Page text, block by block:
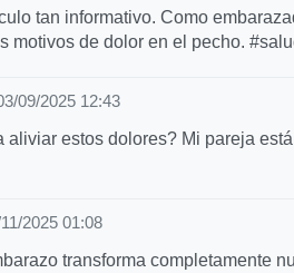
tan informativo. Como
motivos de dolor en el pecho.
09/2025 12:43
aliviar estos dolores? Mi pareja
2025 01:08
transforma completamente